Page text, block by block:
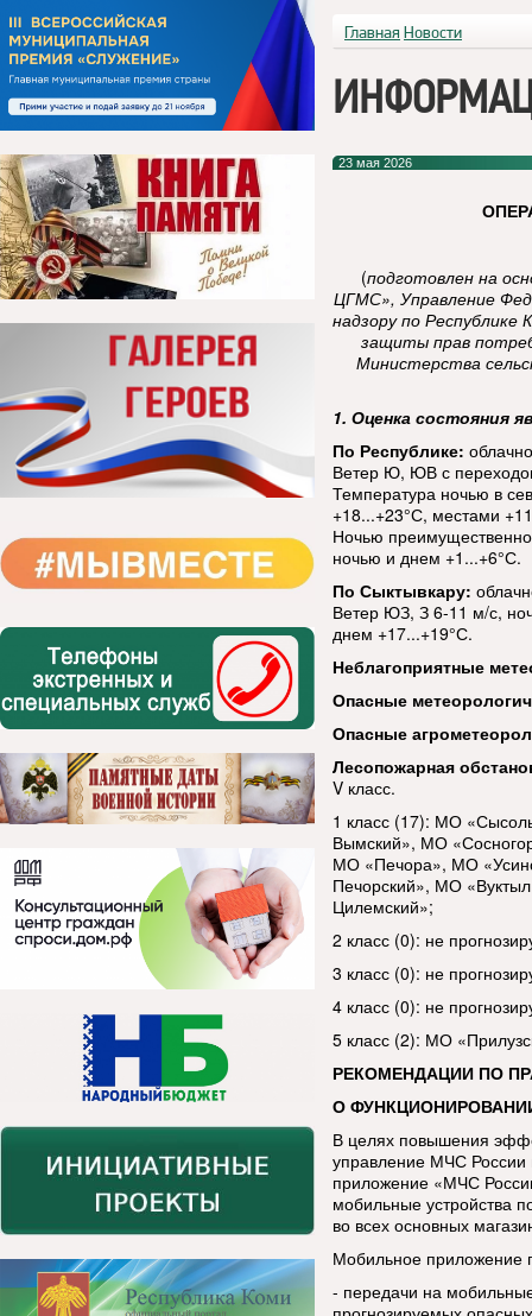
Главная Новости
23 мая 2026
(подготовлен на
ЦГМС», Управление
надзору по Республике
защиты прав
Министерства
1. Оценка состояния
По Республике:
Ветер Ю, ЮВ с
Температура ночью в
+18...+23°С, местами
Ночью
ночью и днем +1...+6°С.
По Сыктывкару:
Ветер ЮЗ, З 6-11 м/с,
днем +17...+19°С.
Неблагоприятные
Опасные
Опасные
Лесопожарная
V класс.
1 класс (17): МО
Вымский», МО
МО «Печора», МО
Печорский», МО
Цилемский»;
2 класс (0): не
3 класс (0): не
4 класс (0): не
5 класс (2): МО
РЕКОМЕНДАЦИИ ПО
О
В целях повышения
управление МЧС России
приложение «МЧС
мобильные устройства
во всех основных
Мобильное приложение
- передачи на